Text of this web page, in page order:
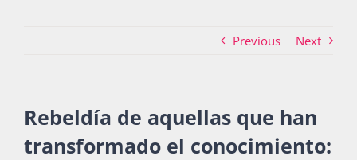
La Boletina
Previous Next
Rebeldía de aquellas que han
transformado el conocimiento: